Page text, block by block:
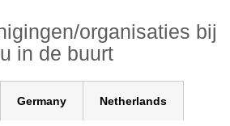
organisaties bij
in de buurt
Germany Netherlands